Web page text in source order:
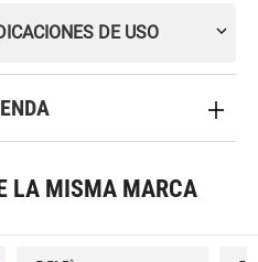
DE USO
LA MISMA MARCA